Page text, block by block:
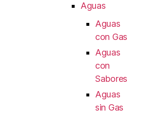
Aguas
Aguas
con Gas
Aguas
con
Sabores
Aguas
sin Gas